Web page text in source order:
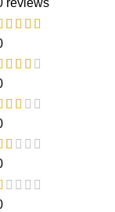
reviews